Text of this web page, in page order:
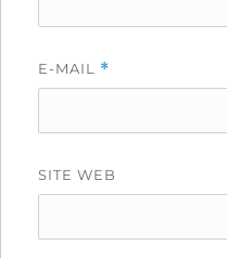
E-MAIL *
SITE WEB